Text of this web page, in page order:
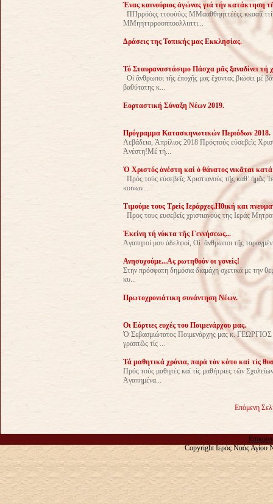
Ένας καινούριος ἀγώνας γιά τήν κατάκτηση
ΠΠρρόόςς ττοούύςς ΜΜααθθηηττέέςς κκααίί
ΜΜηηττρροοπποολλιιττι...
Δράσεις της Τοπικής μας Εκκλησίας.
Τό Σταυραναστάσιμο Πάσχα μᾶς ξαναδίνει τή
Οἱ ἄνθρωποι τῆς ἐποχῆς μας ἔχοντας βιώσει μέ
βαθύτατης κ...
Εορταστική Σύναξη Νέων 2019.
Πρόγραμμα Κατασκηνωτικών Περιόδων 2018.
Λεβάδεια, Ἀπρίλιος 2018 Πρόςτούς εὐσεβεῖς
Ἀνέστη!Μέ τή...
Ὁ Χριστός ἀνέστη καί ὁ θάνατος νικᾶται
Πρός τούς εὐσεβεῖς Χριστιανούς τῆς καθ’
κοινων...
Τιμούμε τους Τρείς Ιεράρχες.Ηθική και
Προς τους ευσεβείς χριστιανούς της Ιεράς
Ἐκείνη τή νύκτα τῆς Γεννήσεως...
Ἀγαπητοί μου ἀδελφοί, Οἱ ἄνθρωποι τῆς
Ανησυχούμε...Ας ρωτηθούν οι γονείς!
Στην πρόσφατη δημόσια διαμάχη σχετικά με την
κυ...
Πρωτοχρονιάτικη συνάντηση Νέων.
Οι Εόρτιες ευχές του Ποιμενάρχου μας.
Ὁ Σεβασμιώτατος Ποιμενάρχης μας κ. ΓΕΩΡΓΙΟΣ
γραπτῶς τίς ...
Τά μαθητικά χρόνια, παρὰ τὸν κόπο καὶ τὶς
Πρός τούς μαθητές καί τίς μαθήτριες τῶν
Ἀγαπημένα...
Επόμενη
Copyright Ιερός Ναός Αγίου